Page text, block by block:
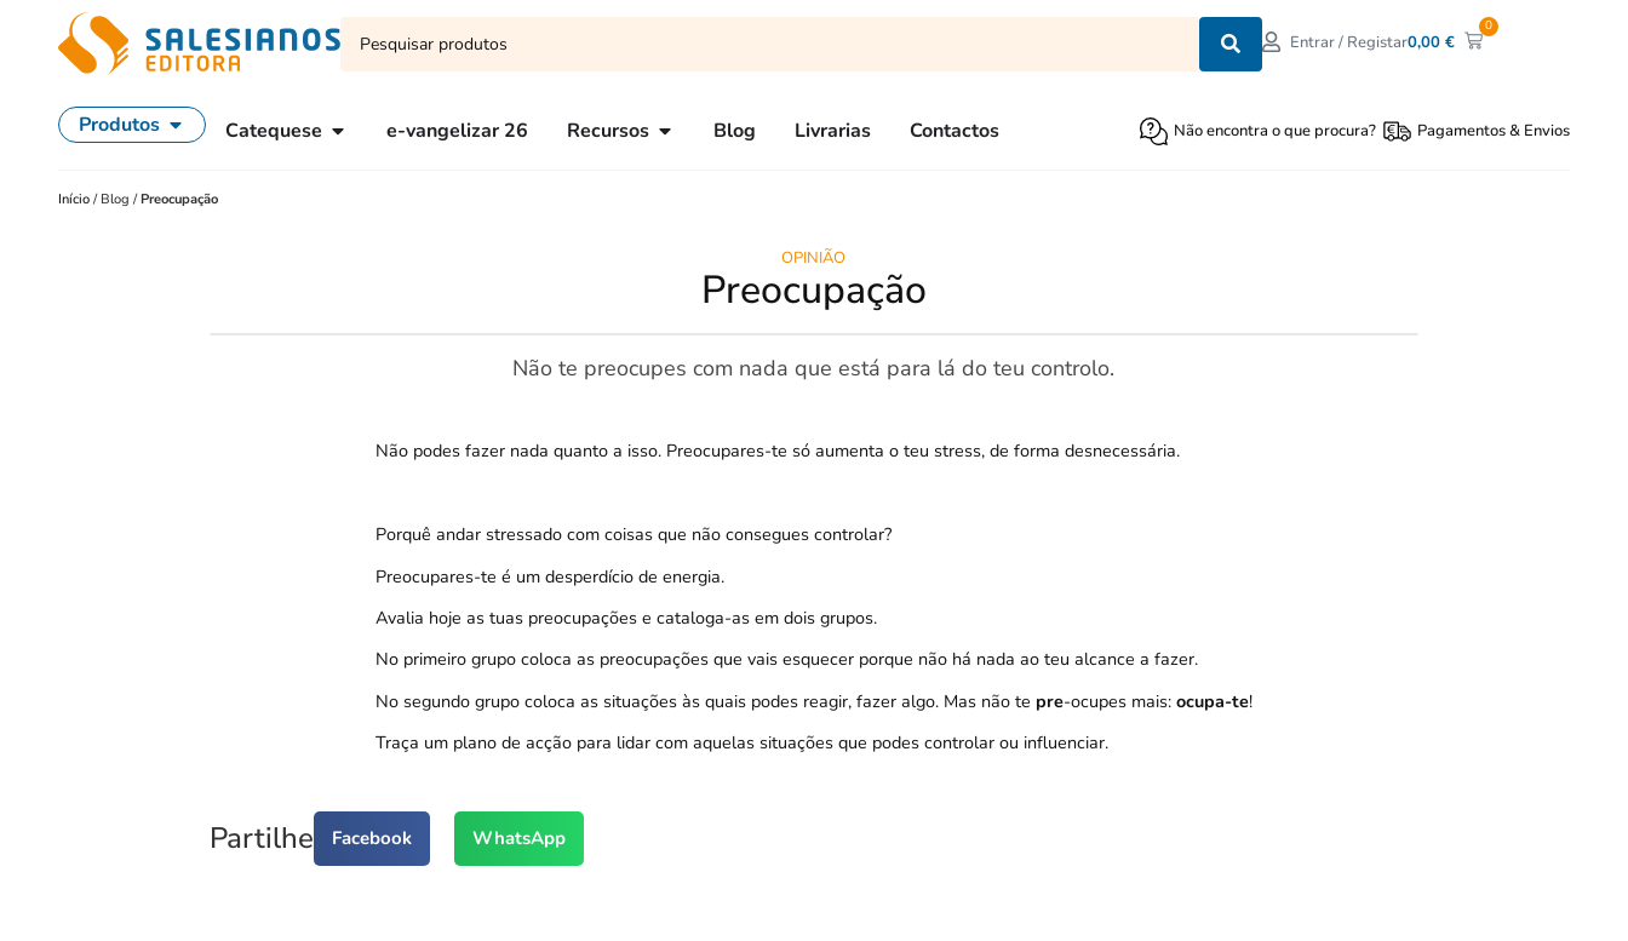
Entrar / Registar0,00€
0
Produtos Catequese e-vangelizar 26 Recursos Blog Livrarias Contactos Não encontra o que procura? Pagamentos & Envios
Início / Blog /Preocupação
OPINIÃO
Preocupação
Não te preocupes com nada que está para lá do teu controlo.
Não podes fazer nada quanto a isso. Preocupares-te só aumenta o teu stress, de forma desnecessária.
Porquê andar stressado com coisas que não consegues controlar?
Preocupares-te é um desperdício de energia.
Avalia hoje as tuas preocupações e cataloga-as em dois grupos.
No primeiro grupo coloca as preocupações que vais esquecer porque não há nada ao teu alcance a fazer.
No segundo grupo coloca as situações às quais podes reagir, fazer algo. Mas não te pre-ocupes mais: ocupa-te!
Traça um plano de acção para lidar com aquelas situações que podes controlar ou influenciar.
Partilhe Facebook WhatsApp